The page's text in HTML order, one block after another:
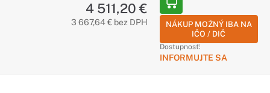
4 511,20 €
3 667,64 € bez DPH
NÁKUP MOŽNÝ IBA NA
IČO / DIČ
Dostupnosť:
INFORMUJTE SA